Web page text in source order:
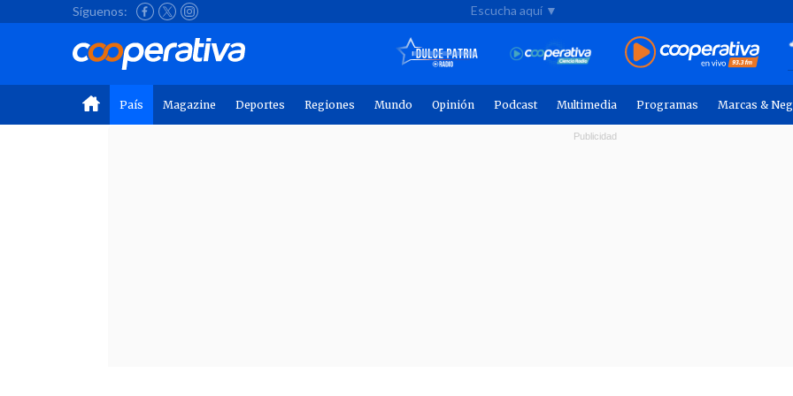
Síguenos: Escucha aquí ▼
País Magazine Deportes Regiones Mundo Opinión Podcast Multimedia Programas Marcas &